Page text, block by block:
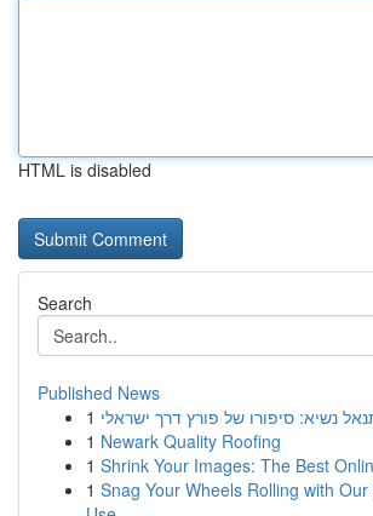
HTML is disabled
Search
Published News
1 נשיא: סיפורו של פורץ דרך ישראלי
1 Newark Quality Roofing
1 Shrink Your Images: The Best
1 Snag Your Wheels Rolling with